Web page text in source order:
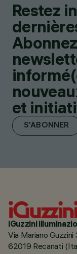
Restez
et
S'ABONNER
iGuzzini
Via Mariano Guzzini
62019 Recanati